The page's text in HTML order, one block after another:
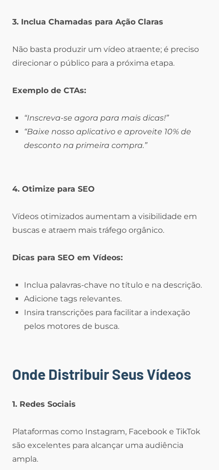
3. Inclua Chamadas para Ação Claras
Não basta produzir um vídeo atraente; é preciso
direcionar o público para a próxima etapa.
Exemplo de CTAs:
“Inscreva-se agora para mais dicas!”
“Baixe nosso aplicativo e aproveite 10% de
desconto na primeira compra.”
4. Otimize para SEO
Vídeos otimizados aumentam a visibilidade em
buscas e atraem mais tráfego orgânico.
Dicas para SEO em Vídeos:
Inclua palavras-chave no título e na descrição.
Adicione tags relevantes.
Insira transcrições para facilitar a indexação
pelos motores de busca.
Onde Distribuir Seus Vídeos
1. Redes Sociais
Plataformas como Instagram, Facebook e TikTok
são excelentes para alcançar uma audiência
ampla.